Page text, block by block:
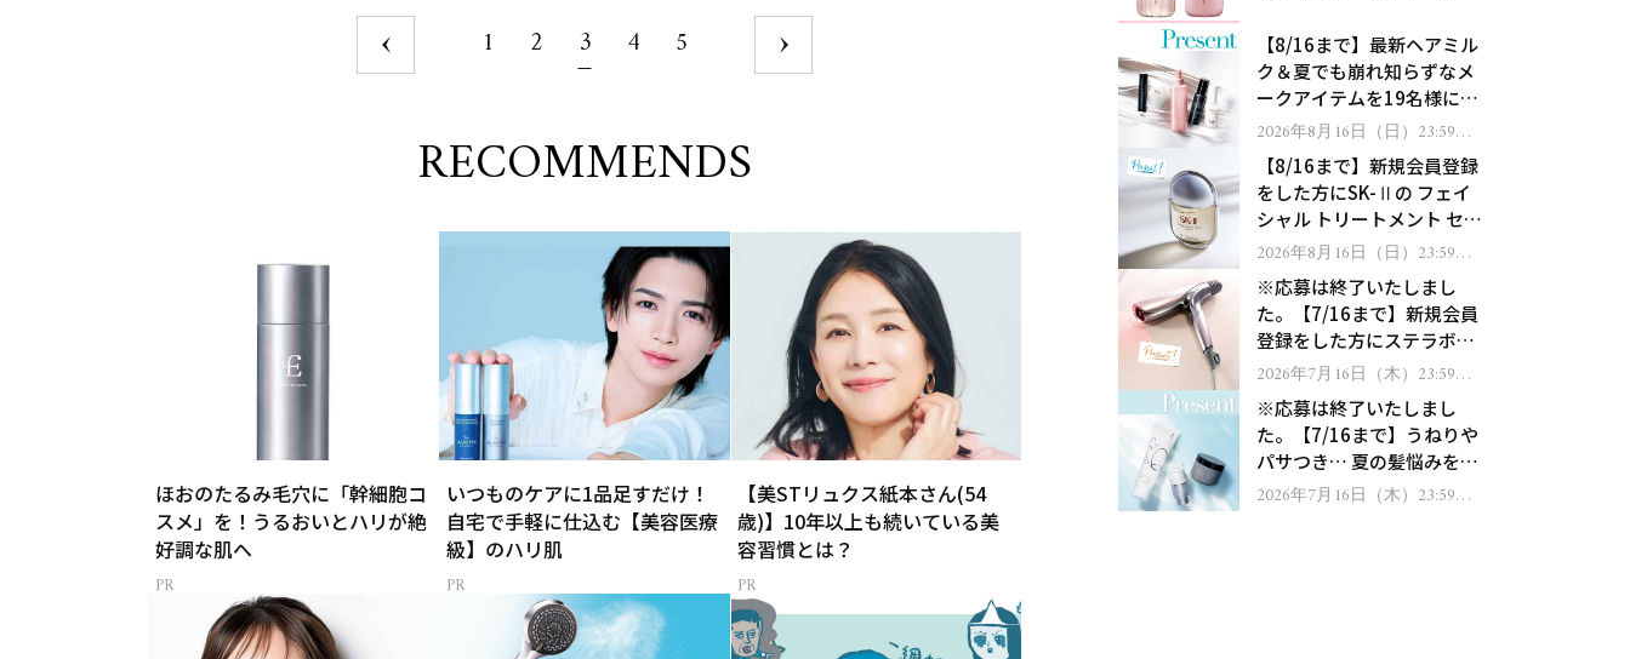
1 2 3 4 5
RECOMMENDS
ほおのたるみ毛穴に「幹細胞コ
スメ」を！うるおいとハリが絶
好調な肌へ
いつものケアに1品足すだけ！
自宅で手軽に仕込む【美容医療
級】のハリ肌
【美STリュクス紙本さん(54
歳)】10年以上も続いている美
容習慣とは？
処！
【8/16まで】最新ヘアミル
ク＆夏でも崩れ知らずなメ
ークアイテムを19名様にプ
レゼント！
2026年8月16日（日）23:59ま
で【8/16まで】新規会員登録
をした方にSK-Ⅱの フェイ
シャル トリートメント セラ
ムをプレゼント！
2026年8月16日（日）23:59ま
※応募は終了いたしまし
た。【7/16まで】新規会員
登録をした方にステラボー
テのシャインリバース ヘア
ゼント！
2026年7月16日（木）23:59ま
※応募は終了いたしまし
た。【7/16まで】うねりや
パサつき… 夏の髪悩みを解
消するヘアケアアイテムを
2026年7月16日（木）23:59ま